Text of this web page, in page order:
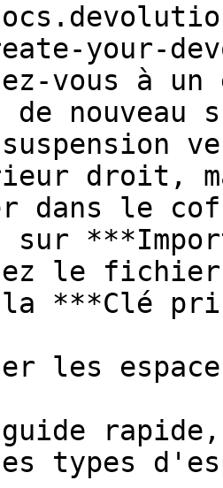
your-
vous à
de
droit,
dans le
sur
le fichier
la ***Clé
les
types